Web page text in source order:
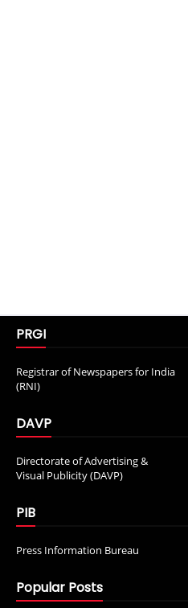
PRGI
Registrar of Newspapers for India
(RNI)
DAVP
Directorate of Advertising &
Visual Publicity (DAVP)
PIB
Press Information Bureau
Popular Posts